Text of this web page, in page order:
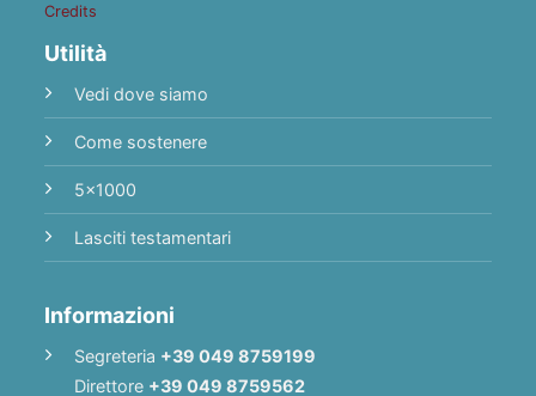
Credits
Utilità
Vedi dove siamo
Come sostenere
5x1000
Lasciti testamentari
Informazioni
Segreteria +39 049 8759199
Direttore +39 049 8759562